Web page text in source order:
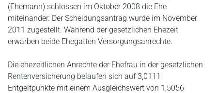
(Ehemann) schlossen im Oktober 2008 die Ehe
miteinander. Der Scheidungsantrag wurde im November
2011 zugestellt. Während der gesetzlichen Ehezeit
erwarben beide Ehegatten Versorgungsanrechte.
Die ehezeitlichen Anrechte der Ehefrau in der gesetzlichen
Rentenversicherung belaufen sich auf 3,0111
Entgeltpunkte mit einem Ausgleichswert von 1,5056